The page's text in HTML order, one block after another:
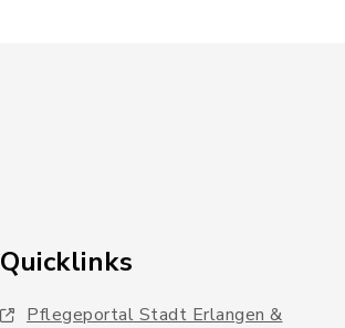
Quicklinks
Pflegeportal Stadt Erlangen &